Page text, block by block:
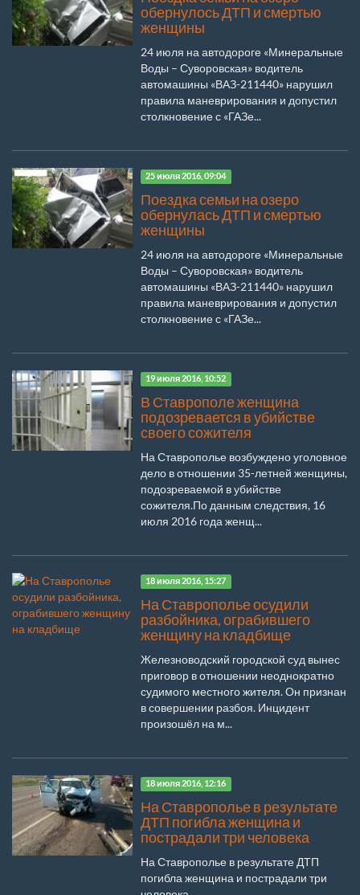
обернулось ДТП и смертью
женщины
24 июля на автодороге «Минеральные
Воды – Суворовская» водитель
автомашины «ВАЗ-211440» нарушил
правила маневрирования и допустил
столкновение с «ГАЗе...
25 июля 2016, 09:04
Поездка семьи на озеро
обернулась ДТП и смертью
женщины
24 июля на автодороге «Минеральные
Воды – Суворовская» водитель
автомашины «ВАЗ-211440» нарушил
правила маневрирования и допустил
столкновение с «ГАЗе...
19 июля 2016, 10:52
В Ставрополе женщина
подозревается в убийстве
своего сожителя
На Ставрополье возбуждено уголовное
дело в отношении 35-летней женщины,
подозреваемой в убийстве
сожителя.По данным следствия, 16
июля 2016 года женщ...
18 июля 2016, 15:27
На Ставрополье осудили
разбойника, ограбившего
женщину на кладбище
Железноводский городской суд вынес
приговор в отношении неоднократно
судимого местного жителя. Он признан
в совершении разбоя. Инцидент
произошёл на м...
18 июля 2016, 12:16
На Ставрополье в результате
ДТП погибла женщина и
пострадали три человека
На Ставрополье в результате ДТП
погибла женщина и пострадали три